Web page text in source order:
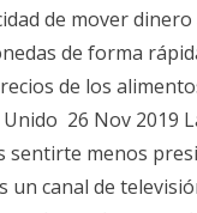
de mover
de forma
de los
26 Nov 2019
sentirte menos
canal de